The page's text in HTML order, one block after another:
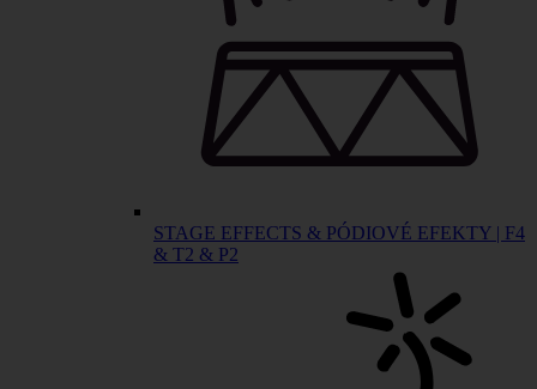
STAGE EFFECTS & PÓDIOVÉ EFEKTY | F4
& T2 & P2